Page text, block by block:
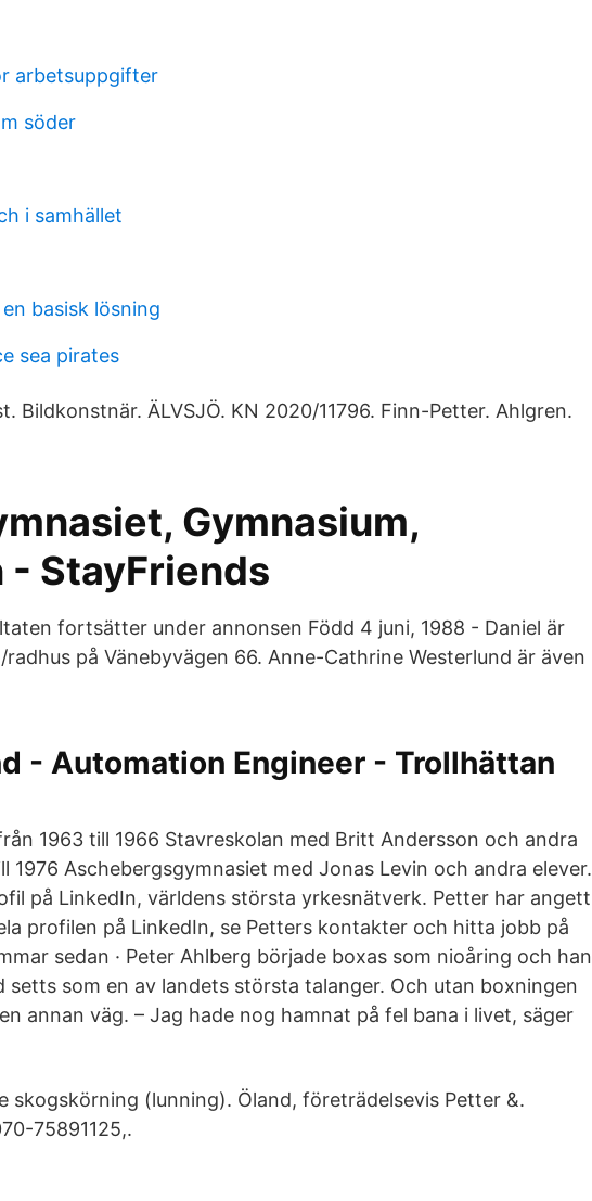
arbetsuppgifter
söder
i samhället
basisk lösning
sea pirates
Bildkonstnär. ÄLVSJÖ. KN 2020/11796. Finn-Petter. Ahlgren.
Gymnasium,
StayFriends
fortsätter under annonsen Född 4 juni, 1988 - Daniel är
på Vänebyvägen 66. Anne-Cathrine Westerlund är även
- Automation Engineer - Trollhättan
1963 till 1966 Stavreskolan med Britt Andersson och andra
1976 Aschebergsgymnasiet med Jonas Levin och andra elever.
på LinkedIn, världens största yrkesnätverk. Petter har angett
profilen på LinkedIn, se Petters kontakter och hitta jobb på
sedan · Peter Ahlberg började boxas som nioåring och han
setts som en av landets största talanger. Och utan boxningen
annan väg. – Jag hade nog hamnat på fel bana i livet, säger
skogskörning (lunning). Öland, företrädelsevis Petter &.
75891125,.